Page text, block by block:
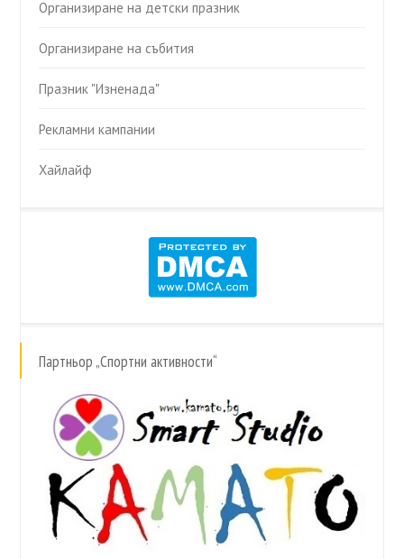
Организиране на детски празник
Организиране на събития
Празник "Изненада"
Рекламни кампании
Хайлайф
Партньор „Спортни активности“